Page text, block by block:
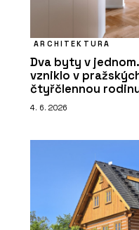
ARCHITEKTURA
Dva byty v
vzniklo v
čtyřčlennou
4. 6. 2026